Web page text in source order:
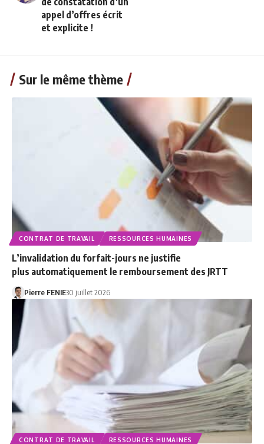
appel d’offres écrit
et explicite !
Sur le même thème
CONTRAT DE TRAVAIL RESSOURCES HUMAINES
L’invalidation du forfait-jours ne justifie
plus automatiquement le remboursement des JRTT
Pierre FENIE30 juillet 2026
CONTRAT DE TRAVAIL RESSOURCES HUMAINES